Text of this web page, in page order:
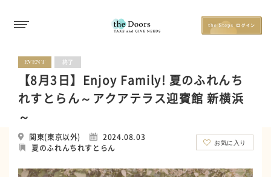
EVENT 終了
【8月3日】Enjoy Family! 夏のふれんち
れすとらん～アクアテラス迎賓館 新横浜
～
関東(東京以外)
2024.08.03
夏のふれんちれすとらん
お気に入り